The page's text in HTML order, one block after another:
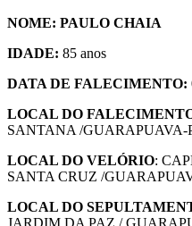
NOME: PAULO CHAIA
IDADE: 85 anos
DATA DE FALECIMENTO:
LOCAL DO
SANTANA /GUARAPUAVA-
LOCAL DO VELÓRIO:
SANTA CRUZ /
LOCAL DO
JARDIM DA PAZ /